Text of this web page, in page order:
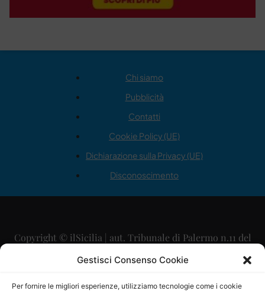
Gestisci Consenso Cookie
Per fornire le migliori esperienze, utilizziamo tecnologie come i cookie
Chi siamo
Pubblicità
Contatti
Cookie Policy (UE)
Dichiarazione sulla Privacy (UE)
Disconoscimento
Copyright © ilSicilia | aut. Tribunale di Palermo n.11 del
29/09/2015